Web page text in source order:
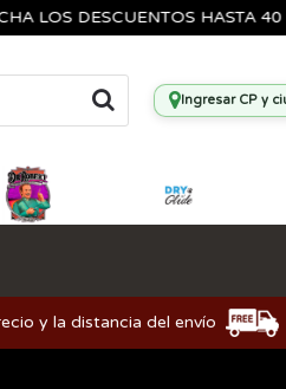
LOS DESCUENTOS HASTA 40 %
Ingresar CP y
y la distancia del envío